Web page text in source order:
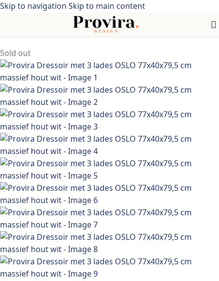
Skip to navigation Skip to main content
industriële stijl
Sold out